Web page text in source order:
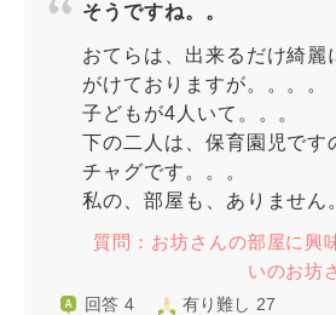
そうですね。。
おてらは、出来るだけ綺麗
がけておりますが。。。。
子どもが4人いて。。。
下の二人は、保育園児です
チャグです。。。
私の、部屋も、ありません
質問：お坊さんの部屋に興
いのお坊
回答 4 有り難し 27